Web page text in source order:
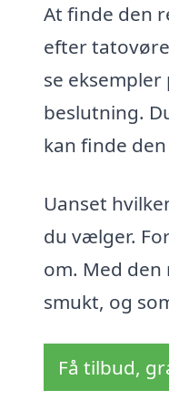
At finde den
efter
se
beslutning.
kan finde
Uanset
du vælger.
om. Med
smukt, og
Få tilbud,